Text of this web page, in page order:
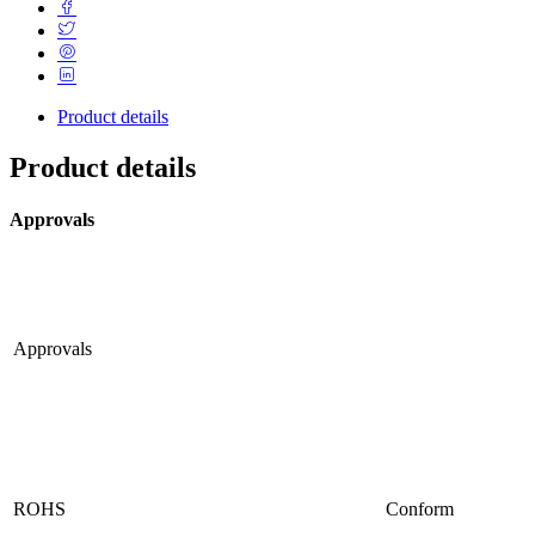
Product details
Product details
Approvals
Approvals
ROHS Conform